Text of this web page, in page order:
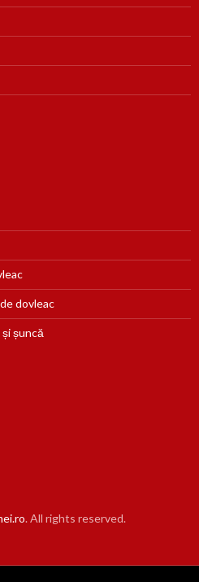
dovleac
și șuncă
. All rights reserved.